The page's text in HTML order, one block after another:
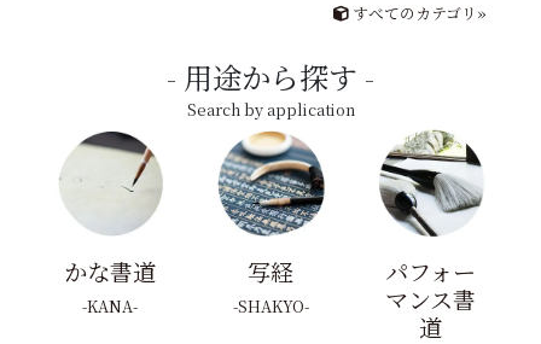
すべてのカテゴリ»
用途から探す
Search by application
かな書道
KANA
写経
SHAKYO
パフォー
マンス書
道